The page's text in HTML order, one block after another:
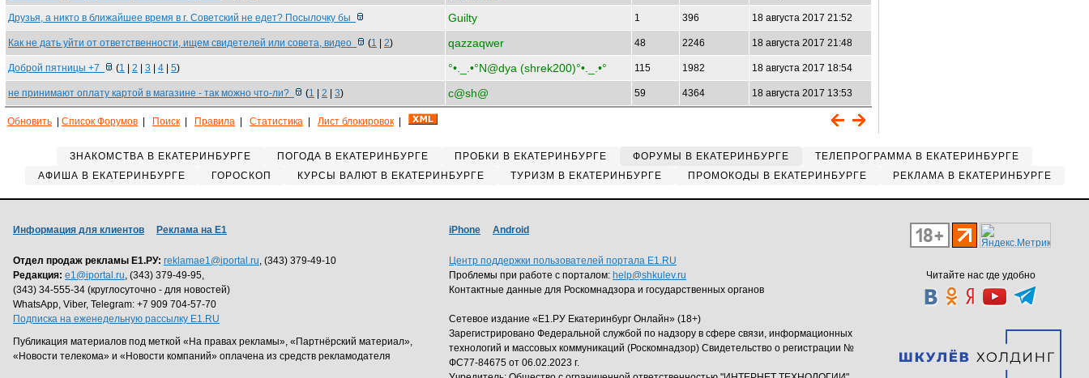
Друзья, а никто в ближайшее время в г. Советский не едет? Посылочку бы Guilty 1 396 18 августа 2017 21:52
Как не дать уйти от ответственности, ищем свидетелей или совета, видео (1 2) qazzaqwer 48 2246 18 августа 2017 21:48
Доброй пятницы +7 (1 2 3 4 5) °•._.•°N@dya (shrek200)°•._.•° 115 1982 18 августа 2017 18:54
не принимают оплату картой в магазине - так можно что-ли? (1 2 3) c@sh@ 59 4364 18 августа 2017 13:53
Обновить Список Форумов Поиск Правила Статистика Лист блокировок
ЗНАКОМСТВА В ЕКАТЕРИНБУРГЕ ПОГОДА В ЕКАТЕРИНБУРГЕ ПРОБКИ В ЕКАТЕРИНБУРГЕ ФОРУМЫ В ЕКАТЕРИНБУРГЕ
ТЕЛЕПРОГРАММА В ЕКАТЕРИНБУРГЕ
АФИША В ЕКАТЕРИНБУРГЕ
ГОРОСКОП КУРСЫ ВАЛЮТ В ЕКАТЕРИНБУРГЕ ТУРИЗМ В ЕКАТЕРИНБУРГЕ ПРОМОКОДЫ В ЕКАТЕРИНБУРГЕ РЕКЛАМА В ЕКАТЕРИНБУРГЕ
Читайте нас где удобно
Информация для клиентов Реклама на Е1
Отдел продаж рекламы Е1.РУ: reklamae1@iportal.ru, (343) 379-49-10
Редакция: e1@iportal.ru, (343) 379-49-95,
(343) 34-555-34 (круглосуточно - для новостей)
WhatsApp, Viber, Telegram: +7 909 704-57-70
Подписка на еженедельную рассылку E1.RU
Публикация материалов под меткой «На правах рекламы», «Партнёрский материал»,
«Новости телекома» и «Новости компаний» оплачена из средств рекламодателя
iPhone Android
Центр поддержки пользователей портала E1.RU
Проблемы при работе с порталом: help@shkulev.ru
Контактные данные для Роскомнадзора и государственных органов
Сетевое издание «Е1.РУ Екатеринбург Онлайн» (18+)
Зарегистрировано Федеральной службой по надзору в сфере связи, информационных
технологий и массовых коммуникаций (Роскомнадзор) Свидетельство о регистрации №
ФС77-84675 от 06.02.2023 г.